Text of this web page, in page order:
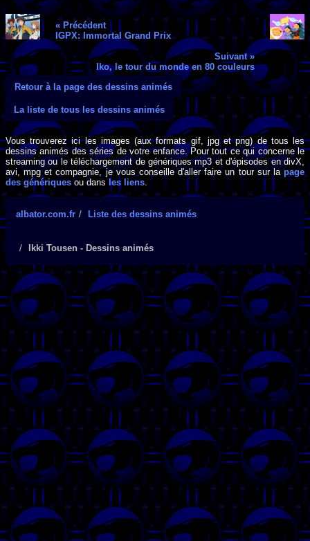
« Précédent
IGPX: Immortal Grand Prix
Suivant »
Iko, le tour du monde en 80 couleurs
Retour à la page des dessins animés
La liste de tous les dessins animés
Vous trouverez ici les images (aux formats gif, jpg et png) de tous les
dessins animés des séries de votre enfance. Pour tout ce qui concerne le
streaming ou le téléchargement de génériques mp3 et d'épisodes en divX,
avi, mpg et compagnie, je vous conseille d'aller faire un tour sur lapage
des génériques ou dans les liens.
albator.com.fr Liste des dessins animés
Ikki Tousen - Dessins animés